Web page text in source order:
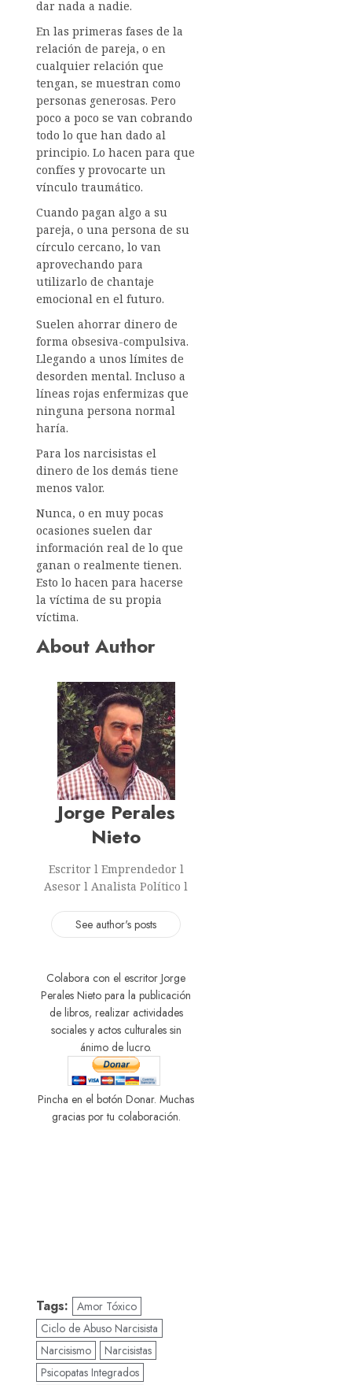
dar nada a nadie.
En las primeras fases de la
relación de pareja, o en
cualquier relación que
tengan, se muestran como
personas generosas. Pero
poco a poco se van cobrando
todo lo que han dado al
principio. Lo hacen para que
confíes y provocarte un
vínculo traumático.
Cuando pagan algo a su
pareja, o una persona de su
círculo cercano, lo van
aprovechando para
utilizarlo de chantaje
emocional en el futuro.
Suelen ahorrar dinero de
forma obsesiva-compulsiva.
Llegando a unos límites de
desorden mental. Incluso a
líneas rojas enfermizas que
ninguna persona normal
haría.
Para los narcisistas el
dinero de los demás tiene
menos valor.
Nunca, o en muy pocas
ocasiones suelen dar
información real de lo que
ganan o realmente tienen.
Esto lo hacen para hacerse
la víctima de su propia
víctima.
About Author
Jorge Perales
Nieto
Escritor l Emprendedor l
Asesor l Analista Político l
See author's posts
Colabora con el escritor Jorge
Perales Nieto para la publicación
de libros, realizar actividades
sociales y actos culturales sin
ánimo de lucro.
Pincha en el botón Donar. Muchas
gracias por tu colaboración.
Tags: Amor Tóxico
Ciclo de Abuso Narcisista
Narcisismo
Narcisistas
Psicopatas Integrados